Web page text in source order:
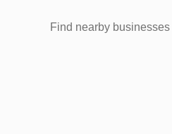
Find nearby businesses